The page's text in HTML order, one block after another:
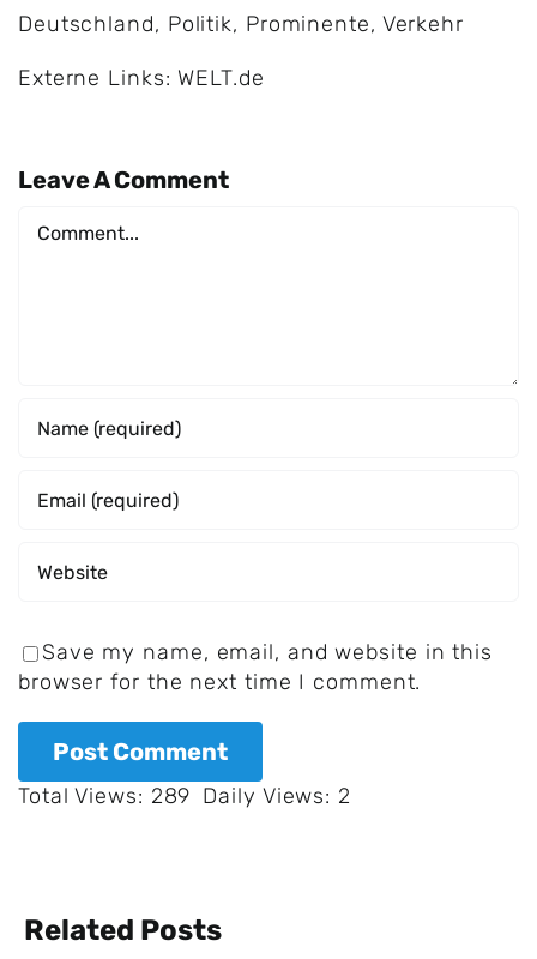
Deutschland, Politik, Prominente, Verkehr
Externe Links: WELT.de
Leave A Comment
Comment
Save my name, email, and website in this
browser for the next time I comment.
Total Views: 289 Daily Views: 2
Related Posts